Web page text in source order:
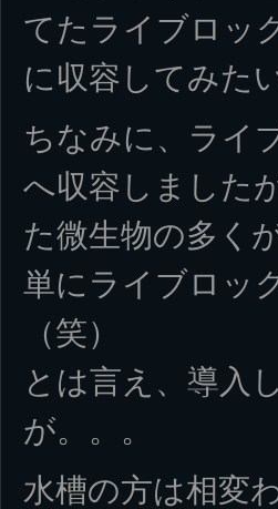
てたライブロッ
に収容してみた
ちなみに、ライ
へ収容しました
た微生物の多く
単にライブロッ
（笑）
とは言え、導入
が。。。
水槽の方は相変